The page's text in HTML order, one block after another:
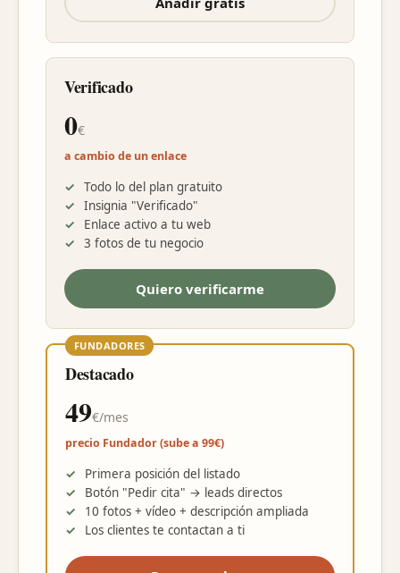
Verificado
0€
a cambio de un enlace
Todo lo del plan gratuito
Insignia "Verificado"
Enlace activo a tu web
3 fotos de tu negocio
Quiero verificarme
FUNDADORES
Destacado
49€/mes
precio Fundador (sube a 99€)
Primera posición del listado
Botón "Pedir cita" → leads directos
10 fotos + vídeo + descripción ampliada
Los clientes te contactan a ti